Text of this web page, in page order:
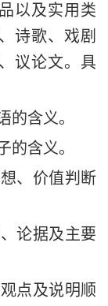
以及实用类
诗歌、戏剧
议论文。具
的含义。
的含义。
、价值判断
论据及主要
点及说明顺